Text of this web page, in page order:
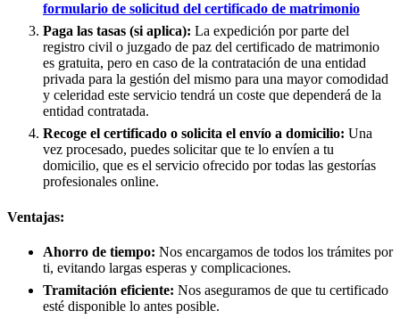
formulario de solicitud del certificado de matrimonio
Paga las tasas (si aplica): La expedición por parte del
registro civil o juzgado de paz del certificado de matrimonio
es gratuita, pero en caso de la contratación de una entidad
privada para la gestión del mismo para una mayor comodidad
y celeridad este servicio tendrá un coste que dependerá de la
entidad contratada.
Recoge el certificado o solicita el envío a domicilio: Una
vez procesado, puedes solicitar que te lo envíen a tu
domicilio, que es el servicio ofrecido por todas las gestorías
profesionales online.
Ventajas:
Ahorro de tiempo: Nos encargamos de todos los trámites por
ti, evitando largas esperas y complicaciones.
Tramitación eficiente: Nos aseguramos de que tu certificado
esté disponible lo antes posible.